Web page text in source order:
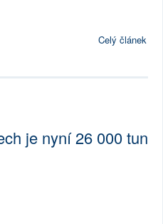
Celý článek
je nyní 26 000 tun